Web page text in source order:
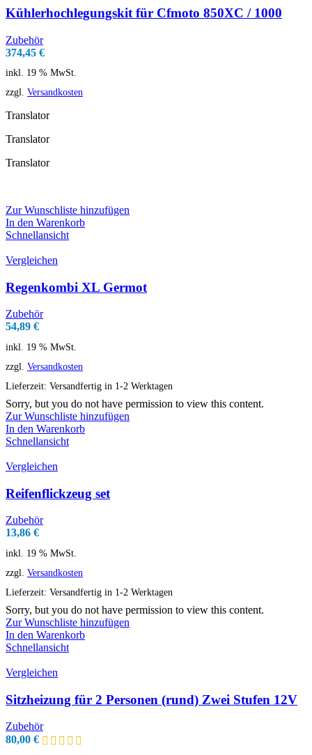
Kühlerhochlegungskit für Cfmoto 850XC / 1000
Zubehör
374,45 €
inkl. 19 % MwSt.
zzgl. Versandkosten
Translator
Translator
Translator
Zur Wunschliste hinzufügen
In den Warenkorb
Schnellansicht
Vergleichen
Regenkombi XL Germot
Zubehör
54,89 €
inkl. 19 % MwSt.
zzgl. Versandkosten
Lieferzeit: Versandfertig in 1-2 Werktagen
Sorry, but you do not have permission to view this content.
Zur Wunschliste hinzufügen
In den Warenkorb
Schnellansicht
Vergleichen
Reifenflickzeug set
Zubehör
13,86 €
inkl. 19 % MwSt.
zzgl. Versandkosten
Lieferzeit: Versandfertig in 1-2 Werktagen
Sorry, but you do not have permission to view this content.
Zur Wunschliste hinzufügen
In den Warenkorb
Schnellansicht
Vergleichen
Sitzheizung für 2 Personen (rund) Zwei Stufen 12V
Zubehör
80,00 €